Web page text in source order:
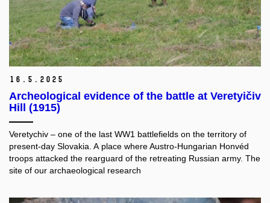
16. 5. 2025
Archeological evidence of the battle at Veretyičiv
Hill (1915)
Veretychiv – one of the last WW1 battlefields on the territory of
present-day Slovakia. A place where Austro-Hungarian Honvéd
troops attacked the rearguard of the retreating Russian army. The
site of our archaeological research